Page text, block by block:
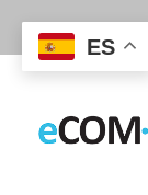
ES